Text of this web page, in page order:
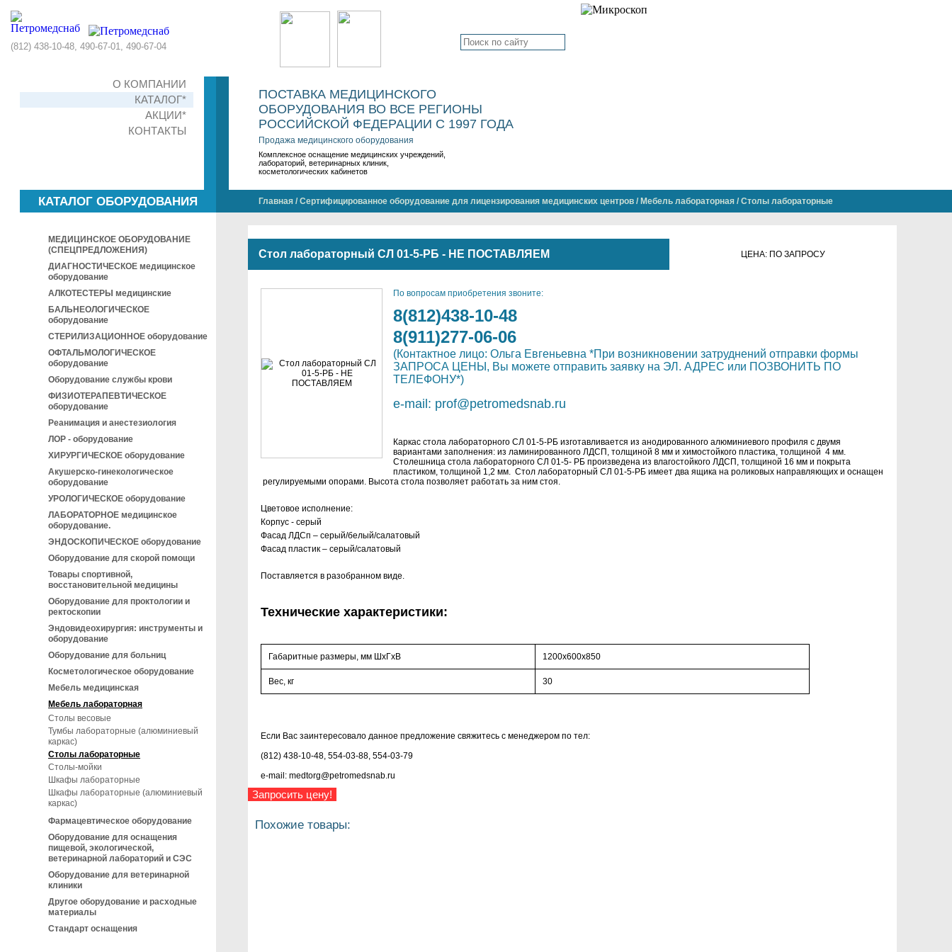
(812) 438-10-48, 490-67-01, 490-67-04
О КОМПАНИИ
КАТАЛОГ*
АКЦИИ*
КОНТАКТЫ
ПОСТАВКА МЕДИЦИНСКОГО
ОБОРУДОВАНИЯ ВО ВСЕ РЕГИОНЫ
РОССИЙСКОЙ ФЕДЕРАЦИИ С 1997 ГОДА
Продажа медицинского оборудования
Комплексное оснащение медицинских учреждений,
лабораторий, ветеринарных клиник,
косметологических кабинетов
КАТАЛОГ ОБОРУДОВАНИЯ
МЕДИЦИНСКОЕ ОБОРУДОВАНИЕ
(СПЕЦПРЕДЛОЖЕНИЯ)
ДИАГНОСТИЧЕСКОЕ медицинское
оборудование
АЛКОТЕСТЕРЫ медицинские
БАЛЬНЕОЛОГИЧЕСКОЕ
оборудование
СТЕРИЛИЗАЦИОННОЕ оборудование
ОФТАЛЬМОЛОГИЧЕСКОЕ
оборудование
Оборудование службы крови
ФИЗИОТЕРАПЕВТИЧЕСКОЕ
оборудование
Реанимация и анестезиология
ЛОР - оборудование
ХИРУРГИЧЕСКОЕ оборудование
Акушерско-гинекологическое
оборудование
УРОЛОГИЧЕСКОЕ оборудование
ЛАБОРАТОРНОЕ медицинское
оборудование.
ЭНДОСКОПИЧЕСКОЕ оборудование
Оборудование для скорой помощи
Товары спортивной,
восстановительной медицины
Оборудование для проктологии и
ректоскопии
Эндовидеохирургия: инструменты и
оборудование
Оборудование для больниц
Косметологическое оборудование
Мебель медицинская
Мебель лабораторная
Столы весовые
Тумбы лабораторные (алюминиевый
каркас)
Столы лабораторные
Столы-мойки
Шкафы лабораторные
Шкафы лабораторные (алюминиевый
каркас)
Фармацевтическое оборудование
Оборудование для оснащения
пищевой, экологической,
ветеринарной лабораторий и СЭС
Оборудование для ветеринарной
клиники
Другое оборудование и расходные
материалы
Стандарт оснащения
Главная / Сертифицированное оборудование для лицензирования медицинских центров / Мебель лабораторная / Столы лабораторные
Стол лабораторный СЛ 01-5-РБ - НЕ ПОСТАВЛЯЕМ ЦЕНА: ПО ЗАПРОСУ
По вопросам приобретения звоните:
8(812)438-10-48
8(911)277-06-06
(Контактное лицо: Ольга Евгеньевна *При возникновении затруднений отправки формы
ЗАПРОСА ЦЕНЫ, Вы можете отправить заявку на ЭЛ. АДРЕС или ПОЗВОНИТЬ ПО
ТЕЛЕФОНУ*)
e-mail: prof@petromedsnab.ru
Каркас стола лабораторного СЛ 01-5-РБ изготавливается из анодированного алюминиевого профиля с двумя
вариантами заполнения: из ламинированного ЛДСП, толщиной 8 мм и химостойкого пластика, толщиной 4 мм.
Столешница стола лабораторного СЛ 01-5- РБ произведена из влагостойкого ЛДСП, толщиной 16 мм и покрыта
пластиком, толщиной 1,2 мм. Стол лабораторный СЛ 01-5-РБ имеет два ящика на роликовых направляющих и оснащен
регулируемыми опорами. Высота стола позволяет работать за ним стоя.
Цветовое исполнение:
Корпус - серый
Фасад ЛДСп – серый/белый/салатовый
Фасад пластик – серый/салатовый
Поставляется в разобранном виде.
Технические характеристики:
Габаритные размеры, мм ШхГхВ 1200х600х850
Вес, кг 30
Если Вас заинтересовало данное предложение свяжитесь с менеджером по тел:
(812) 438-10-48, 554-03-88, 554-03-79
e-mail: medtorg@petromedsnab.ru
Запросить цену!
Похожие товары: